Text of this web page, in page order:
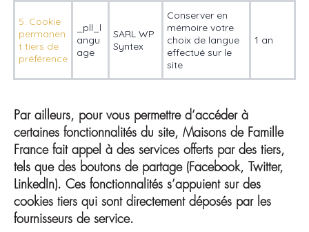
5. Cookie
permanen
t tiers de
préférence
_pll_l
angu
age
SARL WP
Syntex
Conserver en
mémoire votre
choix de langue
effectué sur le
site
1 an
Par ailleurs, pour vous permettre d’accéder à
certaines fonctionnalités du site, Maisons de Famille
France fait appel à des services offerts par des tiers,
tels que des boutons de partage (Facebook, Twitter,
LinkedIn). Ces fonctionnalités s’appuient sur des
cookies tiers qui sont directement déposés par les
fournisseurs de service.